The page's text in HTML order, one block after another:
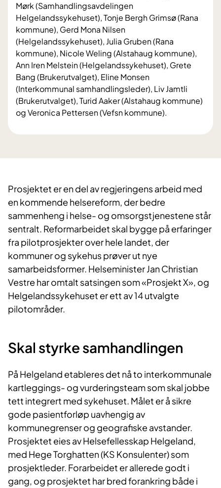
Mørk (Samhandlingsavdelingen
Helgelandssykehuset), Tonje Bergh Grimsø (Rana
kommune), Gerd Mona Nilsen
(Helgelandssykehuset), Julia Gruben (Rana
kommune), Nicole Weling (Alstahaug kommune),
Ann Iren Melstein (Helgelandssykehuset), Grete
Bang (Brukerutvalget), Eline Monsen
(Interkommunal samhandlingsleder), Liv Jamtli
(Brukerutvalget), Turid Aaker (Alstahaug kommune)
og Veronica Pettersen (Vefsn kommune).
Prosjektet er en del av regjeringens arbeid med
en kommende helsereform, der bedre
sammenheng i helse- og omsorgstjenestene står
sentralt. Reformarbeidet skal bygge på erfaringer
fra pilotprosjekter over hele landet, der
kommuner og sykehus prøver ut nye
samarbeidsformer. Helseminister Jan Christian
Vestre har omtalt satsingen som «Prosjekt X», og
Helgelandssykehuset er ett av 14 utvalgte
pilotområder.
Skal styrke samhandlingen
På Helgeland etableres det nå to interkommunale
kartleggings- og vurderingsteam som skal jobbe
tett integrert med sykehuset. Målet er å sikre
gode pasientforløp uavhengig av
kommunegrenser og geografiske avstander.
Prosjektet eies av Helsefellesskap Helgeland,
med Hege Torghatten (KS Konsulenter) som
prosjektleder. Forarbeidet er allerede godt i
gang, og prosjektet har bred forankring både i